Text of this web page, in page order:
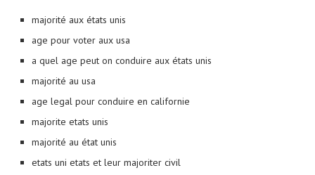
majorité aux états unis
age pour voter aux usa
a quel age peut on conduire aux états unis
majorité au usa
age legal pour conduire en californie
majorite etats unis
majorité au état unis
etats uni etats et leur majoriter civil